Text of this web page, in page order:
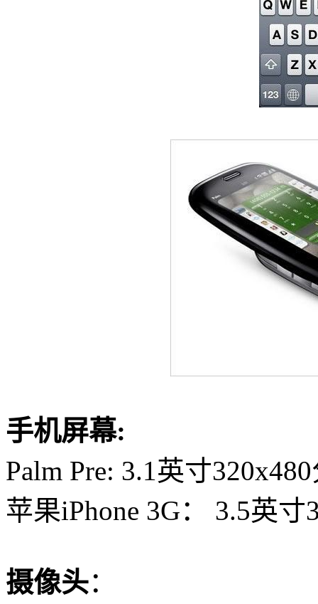
手机屏幕:
Palm Pre: 3.1英寸320x480
苹果iPhone 3G： 3.5英寸
摄像头：